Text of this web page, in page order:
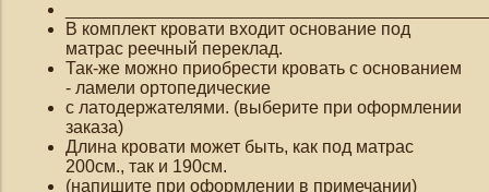
В комплект кровати входит основание под
матрас реечный переклад.
Так-же можно приобрести кровать с основанием
- ламели ортопедические
с латодержателями. (выберите при оформлении
заказа)
Длина кровати может быть, как под матрас
200см., так и 190см.
(напишите при оформлении в примечании)